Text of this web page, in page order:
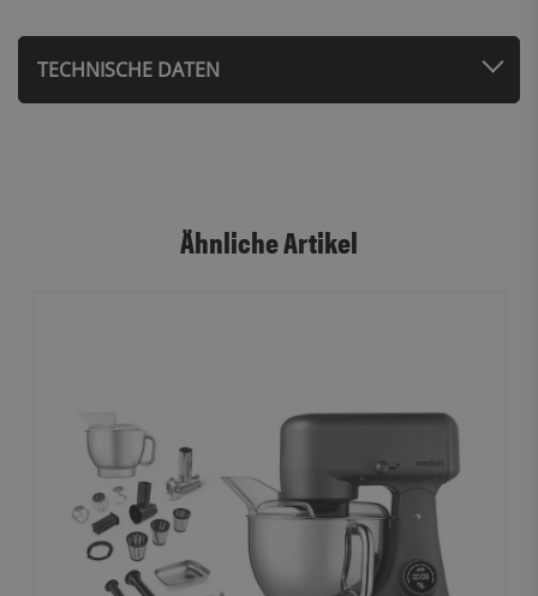
TECHNISCHE DATEN
Ähnliche Artikel